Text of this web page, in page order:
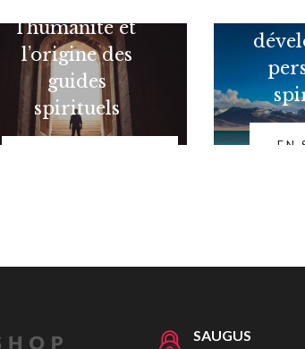
l’humanité et
l’origine des
guides
spirituels
EN
SAUGUS